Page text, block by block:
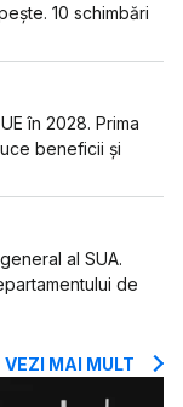
10 schimbări
în 2028. Prima
beneficii și
al SUA.
de
VEZI MAI MULT